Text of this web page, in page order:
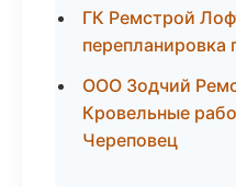
ГК Ремстрой
ООО Зодчий
Кровельные
Череповец